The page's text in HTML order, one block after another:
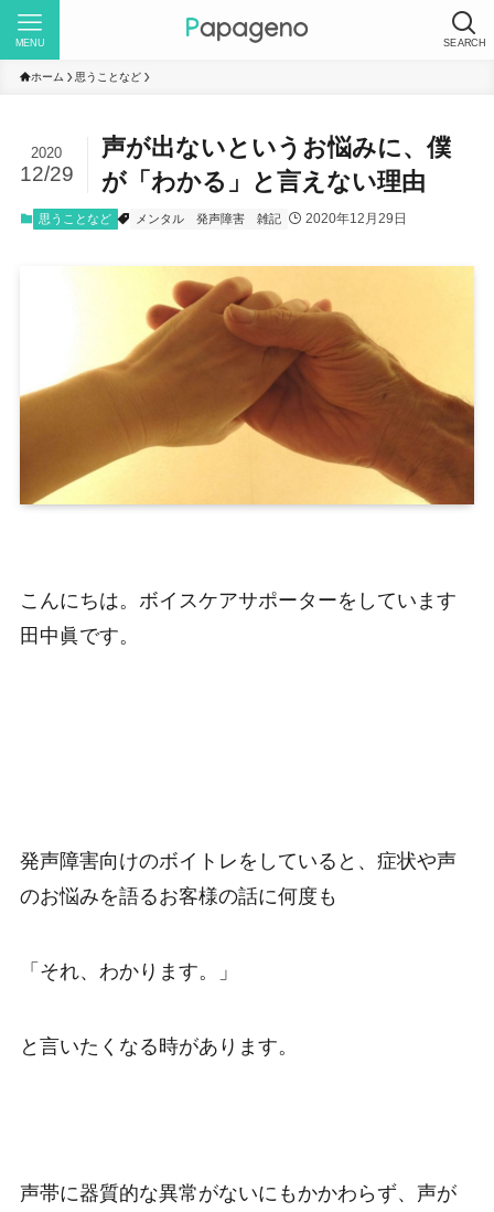
SEARCH
MENU
ホーム 思うことなど
声が出ないというお悩みに、僕
が「わかる」と言えない理由
2020
12/29
思うことなど メンタル 発声障害 雑記 2020年12月29日
こんにちは。ボイスケアサポーターをしています
田中眞です。
発声障害向けのボイトレをしていると、症状や声
のお悩みを語るお客様の話に何度も
「それ、わかります。」
と言いたくなる時があります。
声帯に器質的な異常がないにもかかわらず、声が